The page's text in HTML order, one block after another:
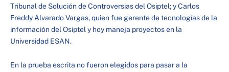
Tribunal de Solución de Controversias del Osiptel; y Carlos
Freddy Alvarado Vargas, quien fue gerente de tecnologías de la
información del Osiptel y hoy maneja proyectos en la
Universidad ESAN.
En la prueba escrita no fueron elegidos para pasar a la